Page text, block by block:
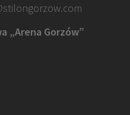
„Arena Gorzów”